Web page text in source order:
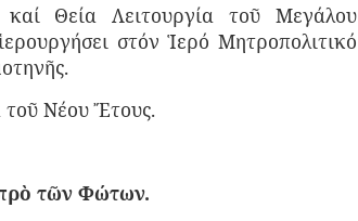
Θεία Λειτουργία τοῦ Μεγάλου
στόν Ἱερό Μητροπολιτικό
τοῦ Νέου Ἔτους.
τῶν Φώτων.